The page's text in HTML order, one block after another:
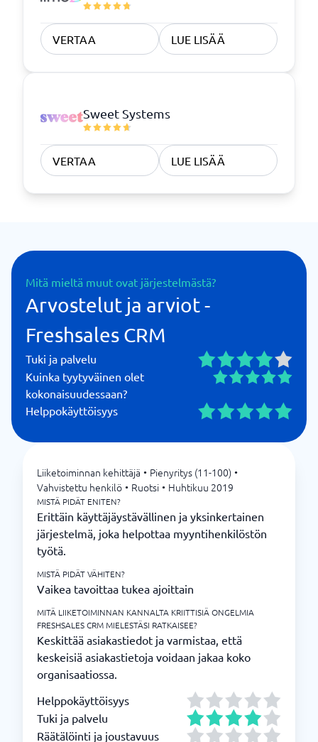
VERTAA LUE LISÄÄ
Sweet Systems
VERTAA LUE LISÄÄ
Mitä mieltä muut ovat järjestelmästä?
Arvostelut ja arviot -
Freshsales CRM
Tuki ja palvelu
Kuinka tyytyväinen olet
kokonaisuudessaan?
Helppokäyttöisyys
Liiketoiminnan kehittäjä • Pienyritys (11-100) •
Vahvistettu henkilö • Ruotsi • Huhtikuu 2019
MISTÄ PIDÄT ENITEN?
Erittäin käyttäjäystävällinen ja yksinkertainen
järjestelmä, joka helpottaa myyntihenkilöstön
työtä.
MISTÄ PIDÄT VÄHITEN?
Vaikea tavoittaa tukea ajoittain
MITÄ LIIKETOIMINNAN KANNALTA KRIITTISIÄ ONGELMIA
FRESHSALES CRM MIELESTÄSI RATKAISEE?
Keskittää asiakastiedot ja varmistaa, että
keskeisiä asiakastietoja voidaan jakaa koko
organisaatiossa.
Helppokäyttöisyys
Tuki ja palvelu
Räätälöinti ja joustavuus